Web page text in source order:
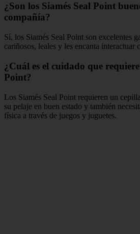
¿Son los Siamés Seal Point
compañía?
Sí, los Siamés Seal Point son excelentes
cariñosos, leales y les encanta interactuar
¿Cuál es el cuidado que
Point?
Los Siamés Seal Point requieren un
su pelaje en buen estado y también
física a través de juegos y juguetes.